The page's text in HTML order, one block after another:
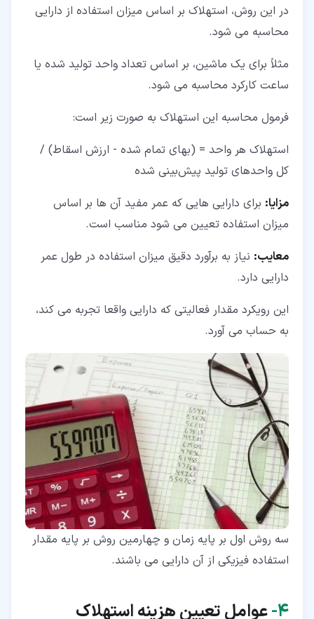
در این روش، استهلاک بر اساس میزان استفاده از دارایی
محاسبه می شود.
مثلاً برای یک ماشین، بر اساس تعداد واحد تولید شده یا
ساعت کارکرد محاسبه می شود.
فرمول محاسبه این استهلاک به صورت زیر است:
استهلاک هر واحد = (بهای تمام شده - ارزش اسقاط) /
کل واحدهای تولید پیش‌بینی شده
مزایا: برای دارایی هایی که عمر مفید آن ها بر اساس
میزان استفاده تعیین می شود مناسب است.
معایب: نیاز به برآورد دقیق میزان استفاده در طول عمر
دارایی دارد.
این رویکرد مقدار فعالیتی که دارایی واقعا تجربه می کند،
به حساب می آورد.
سه روش اول بر پایه زمان و چهارمین روش بر پایه مقدار
استفاده فیزیکی از آن دارایی می باشند.
۴‏- عوامل تعیین هزینه استهلاک